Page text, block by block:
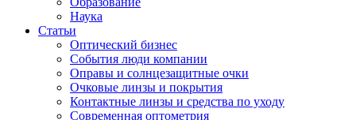
Наука
Статьи
Оптический бизнес
События люди компании
Оправы и солнцезащитные очки
Очковые линзы и покрытия
Контактные линзы и средства по уходу
Современная оптометрия